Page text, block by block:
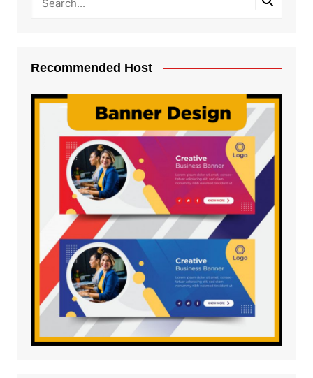
Recommended Host